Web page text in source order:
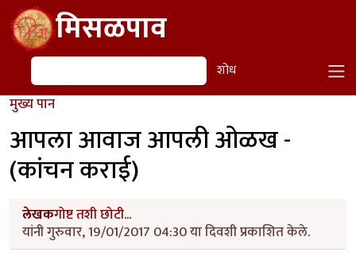
Skip to main contentमिसळपाव
शोध शोध
मुख्य पान
आपला आवाज आपली ओळख -
(कांचन कराई)
लेखकगोष्ट तशी छोटी...
यांनी गुरुवार, 19/01/2017 04:30 या दिवशी प्रकाशित केले.